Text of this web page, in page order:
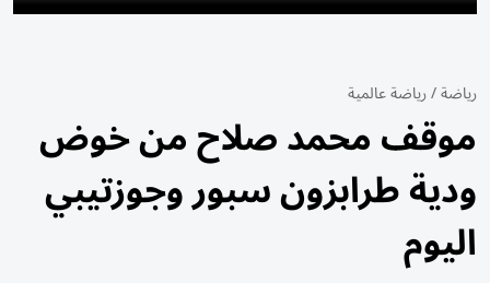
رياضة/رياضة عالمية
موقف محمد صلاح من خوض
ودية طرابزون سبور وجوزتيبي
اليوم